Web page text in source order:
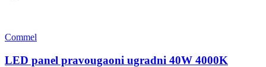
Commel
LED panel pravougaoni ugradni 40W 4000K